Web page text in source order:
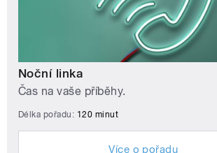
Noční linka
Čas na vaše příběhy.
Délka pořadu: 120 minut
Více o pořadu